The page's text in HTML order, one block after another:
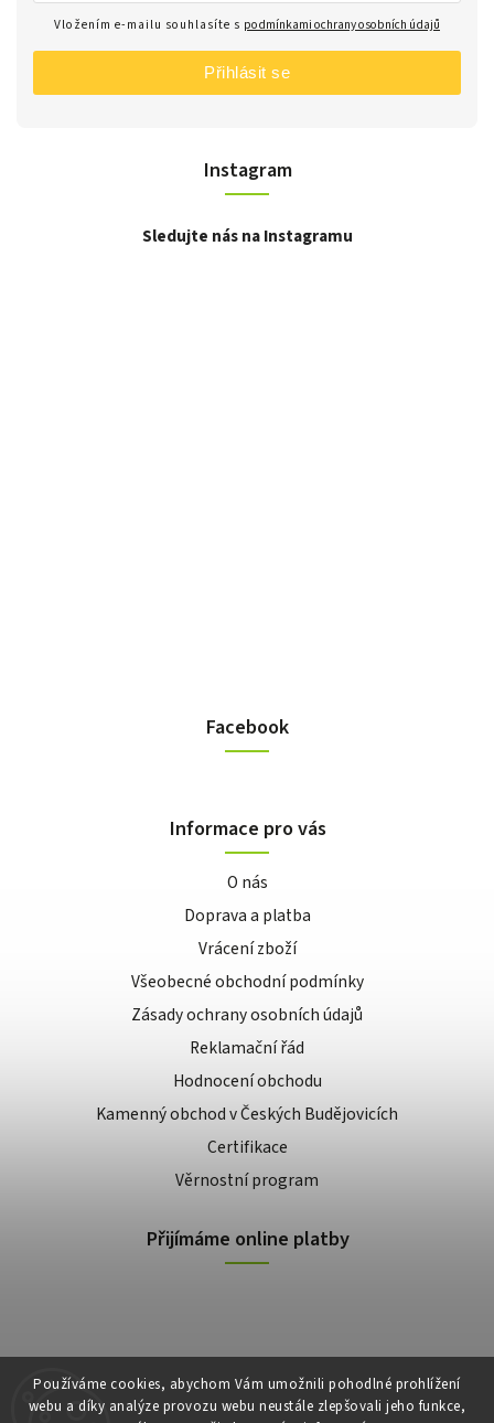
Používáme cookies, abychom Vám umožnili pohodlné prohlížení
webu a díky analýze provozu webu neustále zlepšovali jeho funkce,
Instagram
Sledujte nás na Instagramu
Vložením e-mailu souhlasíte s podmínkami ochrany osobních údajů
Přihlásit se
Facebook
Informace pro vás
O nás
Doprava a platba
Vrácení zboží
Všeobecné obchodní podmínky
Zásady ochrany osobních údajů
Reklamační řád
Hodnocení obchodu
Kamenný obchod v Českých Budějovicích
Certifikace
Věrnostní program
Přijímáme online platby